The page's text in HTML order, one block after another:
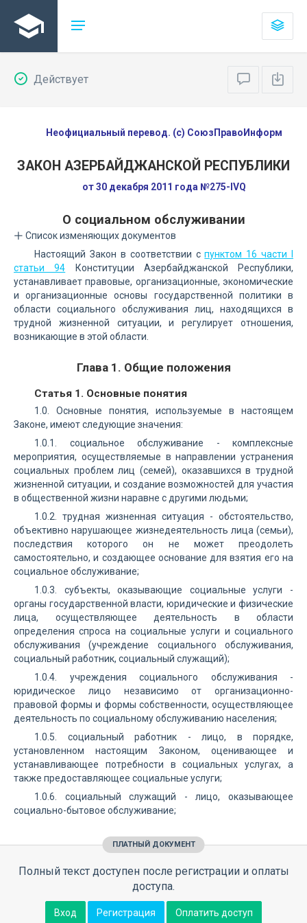
Действует
Неофициальный перевод. (с) СоюзПравоИнформ
ЗАКОН АЗЕРБАЙДЖАНСКОЙ РЕСПУБЛИКИ
от 30 декабря 2011 года №275-IVQ
О социальном обслуживании
Список изменяющих документов
Настоящий Закон в соответствии спунктом 16 части I
статьи 94 Конституции Азербайджанской Республики,
устанавливает правовые, организационные, экономические
и организационные основы государственной политики в
области социального обслуживания лиц, находящихся в
трудной жизненной ситуации, и регулирует отношения,
возникающие в этой области.
Глава 1. Общие положения
Статья 1. Основные понятия
1.0. Основные понятия, используемые в настоящем
Законе, имеют следующие значения:
1.0.1. социальное обслуживание - комплексные
мероприятия, осуществляемые в направлении устранения
социальных проблем лиц (семей), оказавшихся в трудной
жизненной ситуации, и создание возможностей для участия
в общественной жизни наравне с другими людьми;
1.0.2. трудная жизненная ситуация - обстоятельство,
объективно нарушающее жизнедеятельность лица (семьи),
последствия которого он не может преодолеть
самостоятельно, и создающее основание для взятия его на
социальное обслуживание;
1.0.3. субъекты, оказывающие социальные услуги -
органы государственной власти, юридические и физические
лица, осуществляющее деятельность в области
определения спроса на социальные услуги и социального
обслуживания (учреждение социального обслуживания,
социальный работник, социальный служащий);
1.0.4. учреждения социального обслуживания -
юридическое лицо независимо от организационно-
правовой формы и формы собственности, осуществляющее
деятельность по социальному обслуживанию населения;
1.0.5. социальный работник - лицо, в порядке,
установленном настоящим Законом, оценивающее и
устанавливающее потребности в социальных услугах, а
также предоставляющее социальные услуги;
1.0.6. социальный служащий - лицо, оказывающее
социально-бытовое обслуживание;
ПЛАТНЫЙ ДОКУМЕНТ
Полный текст доступен после регистрации и оплаты
доступа.
Вход Регистрация Оплатить доступ